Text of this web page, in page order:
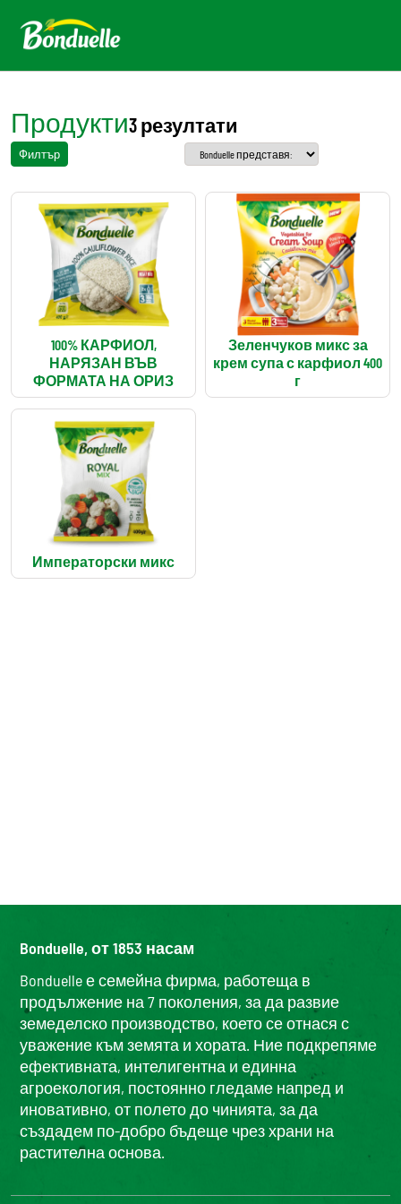
Продукти3 резултати
Филтър
100% КАРФИОЛ,
НАРЯЗАН ВЪВ
ФОРМАТА НА ОРИЗ
Зеленчуков микс за
крем супа с карфиол 400
г
Императорски микс
Bonduelle, от 1853 насам
Bonduelle е семейна фирма, работеща в
продължение на 7 поколения, за да развие
земеделско производство, което се отнася с
уважение към земята и хората. Ние подкрепяме
ефективната, интелигентна и единна
агроекология, постоянно гледаме напред и
иновативно, от полето до чинията, за да
създадем по-добро бъдеще чрез храни на
растителна основа.